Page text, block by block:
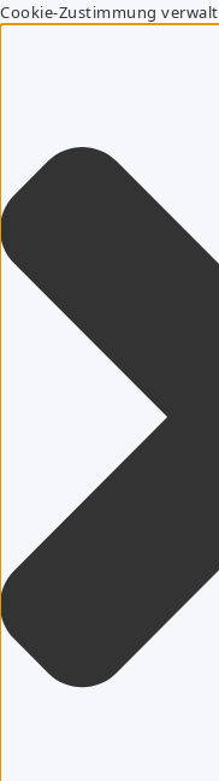
Cookie-Zustimmung